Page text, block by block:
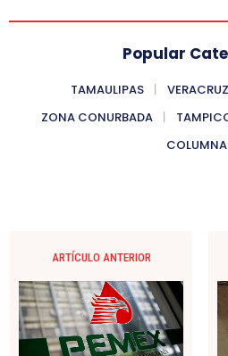
Popular
TAMAULIPAS VERACRUZ
ZONA CONURBADA
ARTÍCULO ANTERIOR